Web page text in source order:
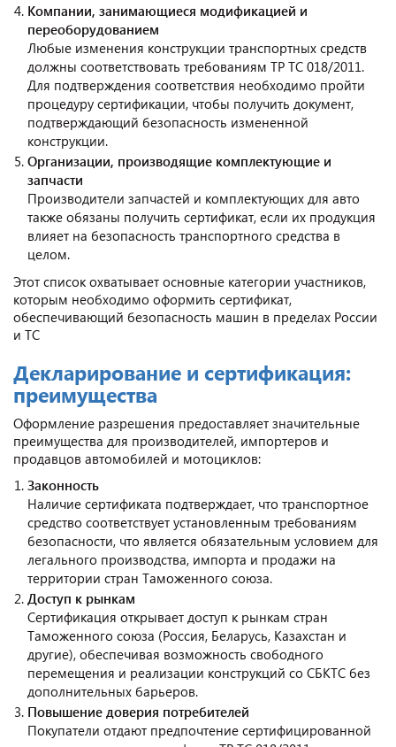
Компании, занимающиеся модификацией и
переоборудованием
Любые изменения конструкции транспортных средств
должны соответствовать требованиям ТР ТС 018/2011.
Для подтверждения соответствия необходимо пройти
процедуру сертификации, чтобы получить документ,
подтверждающий безопасность измененной
конструкции.
Организации, производящие комплектующие и
запчасти
Производители запчастей и комплектующих для авто
также обязаны получить сертификат, если их продукция
влияет на безопасность транспортного средства в
целом.
Этот список охватывает основные категории участников,
которым необходимо оформить сертификат,
обеспечивающий безопасность машин в пределах России
и ТС
Декларирование и сертификация:
преимущества
Оформление разрешения предоставляет значительные
преимущества для производителей, импортеров и
продавцов автомобилей и мотоциклов:
Законность
Наличие сертификата подтверждает, что транспортное
средство соответствует установленным требованиям
безопасности, что является обязательным условием для
легального производства, импорта и продажи на
территории стран Таможенного союза.
Доступ к рынкам
Сертификация открывает доступ к рынкам стран
Таможенного союза (Россия, Беларусь, Казахстан и
другие), обеспечивая возможность свободного
перемещения и реализации конструкций со СБКТС без
дополнительных барьеров.
Повышение доверия потребителей
Покупатели отдают предпочтение сертифицированной